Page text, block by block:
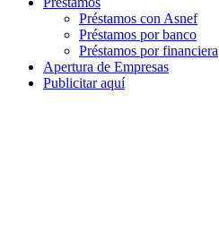
Préstamos con Asnef
Préstamos por banco
Préstamos por financiera
Apertura de Empresas
Publicitar aquí